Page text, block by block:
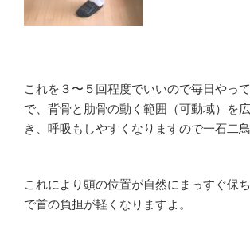
これを３〜５回程度でいいので毎日やっ
で、背骨と肋骨の動く範囲（可動域）を
き、呼吸もしやすくなりますので一石二鳥
これにより頭の位置が自然にまっすぐ保
で首の負担が軽くなりますよ。